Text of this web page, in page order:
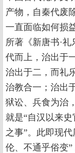
产物，自秦代废
一直面临如何损
所著《新唐书·
代而上，治出于
治出于二，而礼
治教合一；治出
狱讼、兵食为治
就是“自汉以来
之事”。此即现
伦、不通乎俗变